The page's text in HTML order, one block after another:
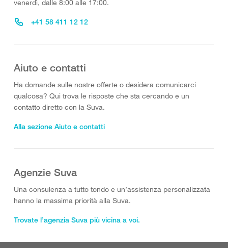
venerdì, dalle 8:00 alle 17:00.
+41 58 411 12 12
Aiuto e contatti
Ha domande sulle nostre offerte o desidera comunicarci
qualcosa? Qui trova le risposte che sta cercando e un
contatto diretto con la Suva.
Alla sezione Aiuto e contatti
Agenzie Suva
Una consulenza a tutto tondo e un’assistenza personalizzata
hanno la massima priorità alla Suva.
Trovate l’agenzia Suva più vicina a voi.